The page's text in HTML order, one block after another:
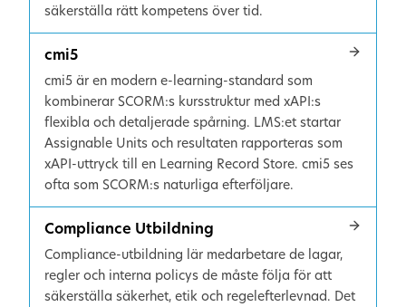
säkerställa rätt kompetens över tid.
cmi5
cmi5 är en modern e-learning-standard som
kombinerar SCORM:s kursstruktur med xAPI:s
flexibla och detaljerade spårning. LMS:et startar
Assignable Units och resultaten rapporteras som
xAPI-uttryck till en Learning Record Store. cmi5 ses
ofta som SCORM:s naturliga efterföljare.
Compliance Utbildning
Compliance-utbildning lär medarbetare de lagar,
regler och interna policys de måste följa för att
säkerställa säkerhet, etik och regelefterlevnad. Det